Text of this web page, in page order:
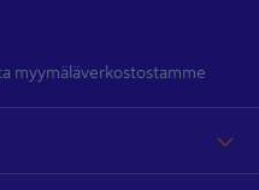
myymäläverkostostamme